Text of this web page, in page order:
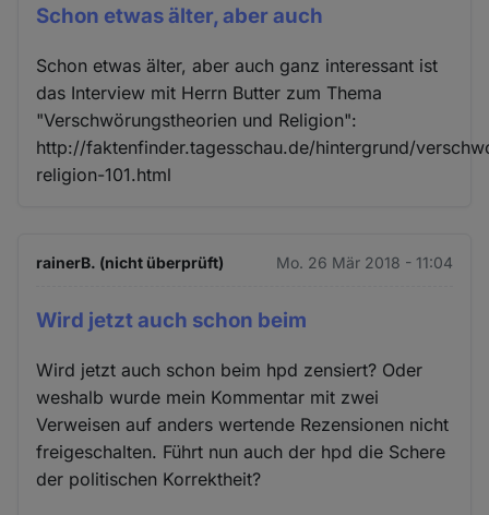
Schon etwas älter, aber auch
Schon etwas älter, aber auch ganz interessant ist
das Interview mit Herrn Butter zum Thema
"Verschwörungstheorien und Religion":
http://faktenfinder.tagesschau.de/hintergrund/
religion-101.html
rainerB. (nicht überprüft) Mo. 26 Mär 2018 - 11:04
Wird jetzt auch schon beim
Wird jetzt auch schon beim hpd zensiert? Oder
weshalb wurde mein Kommentar mit zwei
Verweisen auf anders wertende Rezensionen nicht
freigeschalten. Führt nun auch der hpd die Schere
der politischen Korrektheit?